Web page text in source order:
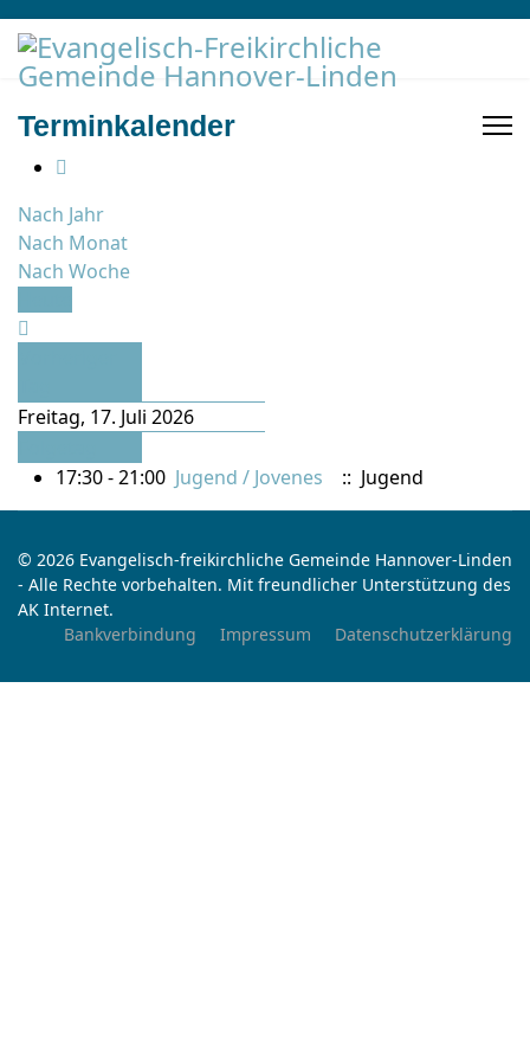
Terminkalender
Nach Jahr
Nach Monat
Nach Woche
Freitag, 17. Juli 2026
17:30 - 21:00 Jugend / Jovenes :: Jugend
© 2026 Evangelisch-freikirchliche Gemeinde Hannover-Linden
- Alle Rechte vorbehalten. Mit freundlicher Unterstützung des
AK Internet.
Bankverbindung
Impressum Datenschutzerklärung